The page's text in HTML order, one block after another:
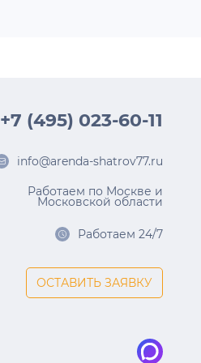
+7 (495) 023-60-11
info@arenda-shatrov77.ru
Работаем по Москве и
Московской области
Работаем 24/7
ОСТАВИТЬ ЗАЯВКУ